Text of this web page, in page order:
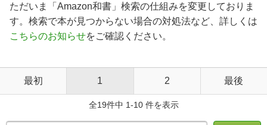
ただいま「Amazon和書」検索の仕組みを変更しておりま
す。検索で本が見つからない場合の対処法など、詳しくは
こちらのお知らせをご確認ください。
最初 1 2 最後
全19件中 1-10 件を表示